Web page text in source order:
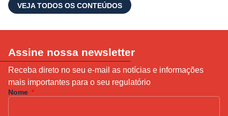
VEJA TODOS OS CONTEÚDOS
Assine nossa newsletter
Receba direto no seu e-mail as notícias e informações
mais importantes para o seu regulatório
Nome